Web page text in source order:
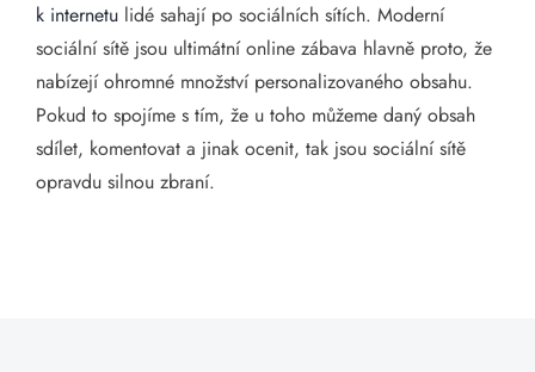
k internetu lidé sahají po sociálních sítích. Moderní
sociální sítě jsou ultimátní online zábava hlavně proto, že
nabízejí ohromné množství personalizovaného obsahu.
Pokud to spojíme s tím, že u toho můžeme daný obsah
sdílet, komentovat a jinak ocenit, tak jsou sociální sítě
opravdu silnou zbraní.